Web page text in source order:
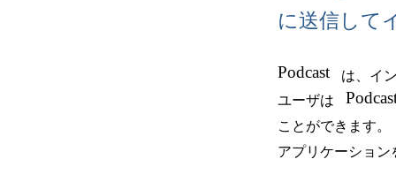
に送信して
Podcast
は、イ
ユーザは
ことができます。
アプリケーショ